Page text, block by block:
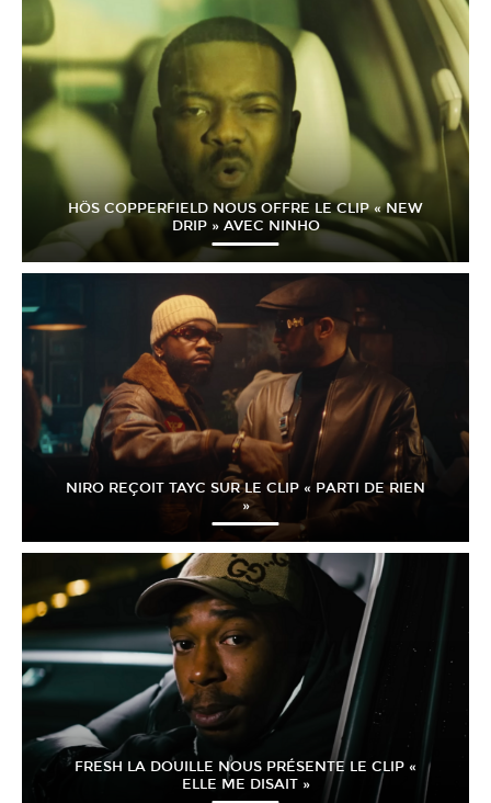
HÖS COPPERFIELD NOUS OFFRE LE CLIP « NEW
DRIP » AVEC NINHO
NIRO REÇOIT TAYC SUR LE CLIP « PARTI DE RIEN
»
FRESH LA DOUILLE NOUS PRÉSENTE LE CLIP «
ELLE ME DISAIT »